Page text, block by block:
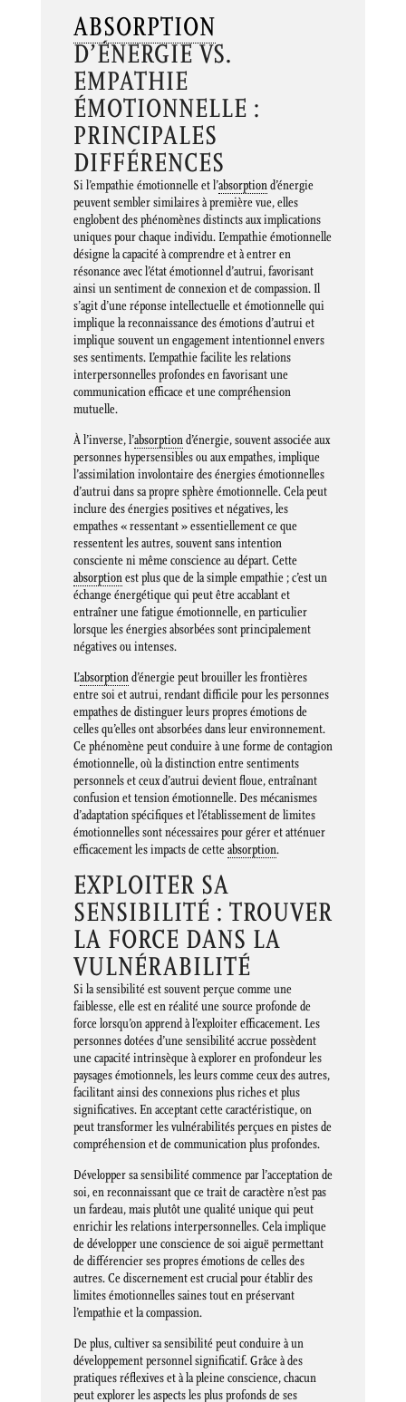
ABSORPTION
D’ÉNERGIE VS.
EMPATHIE
ÉMOTIONNELLE :
PRINCIPALES
DIFFÉRENCES
Si l’empathie émotionnelle et l’absorptiond’énergie
peuvent sembler similaires à première vue, elles
englobent des phénomènes distincts aux implications
uniques pour chaque individu. L’empathie émotionnelle
désigne la capacité à comprendre et à entrer en
résonance avec l’état émotionnel d’autrui, favorisant
ainsi un sentiment de connexion et de compassion. Il
s’agit d’une réponse intellectuelle et émotionnelle qui
implique la reconnaissance des émotions d’autrui et
implique souvent un engagement intentionnel envers
ses sentiments. L’empathie facilite les relations
interpersonnelles profondes en favorisant une
communication efficace et une compréhension
mutuelle.
À l’inverse, l’absorptiond’énergie, souvent associée aux
personnes hypersensibles ou aux empathes, implique
l’assimilation involontaire des énergies émotionnelles
d’autrui dans sa propre sphère émotionnelle. Cela peut
inclure des énergies positives et négatives, les
empathes « ressentant » essentiellement ce que
ressentent les autres, souvent sans intention
consciente ni même conscience au départ. Cette
absorptionest plus que de la simple empathie ; c’est un
échange énergétique qui peut être accablant et
entraîner une fatigue émotionnelle, en particulier
lorsque les énergies absorbées sont principalement
négatives ou intenses.
L’absorptiond’énergie peut brouiller les frontières
entre soi et autrui, rendant difficile pour les personnes
empathes de distinguer leurs propres émotions de
celles qu’elles ont absorbées dans leur environnement.
Ce phénomène peut conduire à une forme de contagion
émotionnelle, où la distinction entre sentiments
personnels et ceux d’autrui devient floue, entraînant
confusion et tension émotionnelle. Des mécanismes
d’adaptation spécifiques et l’établissement de limites
émotionnelles sont nécessaires pour gérer et atténuer
efficacement les impacts de cetteabsorption.
EXPLOITER SA
SENSIBILITÉ : TROUVER
LA FORCE DANS LA
VULNÉRABILITÉ
Si la sensibilité est souvent perçue comme une
faiblesse, elle est en réalité une source profonde de
force lorsqu’on apprend à l’exploiter efficacement. Les
personnes dotées d’une sensibilité accrue possèdent
une capacité intrinsèque à explorer en profondeur les
paysages émotionnels, les leurs comme ceux des autres,
facilitant ainsi des connexions plus riches et plus
significatives. En acceptant cette caractéristique, on
peut transformer les vulnérabilités perçues en pistes de
compréhension et de communication plus profondes.
Développer sa sensibilité commence par l’acceptation de
soi, en reconnaissant que ce trait de caractère n’est pas
un fardeau, mais plutôt une qualité unique qui peut
enrichir les relations interpersonnelles. Cela implique
de développer une conscience de soi aiguë permettant
de différencier ses propres émotions de celles des
autres. Ce discernement est crucial pour établir des
limites émotionnelles saines tout en préservant
l’empathie et la compassion.
De plus, cultiver sa sensibilité peut conduire à un
développement personnel significatif. Grâce à des
pratiques réflexives et à la pleine conscience, chacun
peut explorer les aspects les plus profonds de ses